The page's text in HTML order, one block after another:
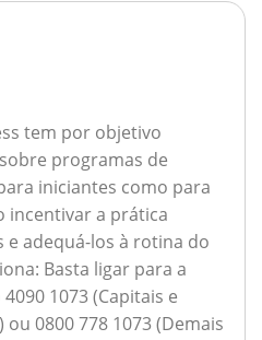
tem por objetivo
programas de
iniciantes como para
incentivar a prática
e adequá-los à rotina do
Basta ligar para a
1073 (Capitais e
0800 778 1073 (Demais